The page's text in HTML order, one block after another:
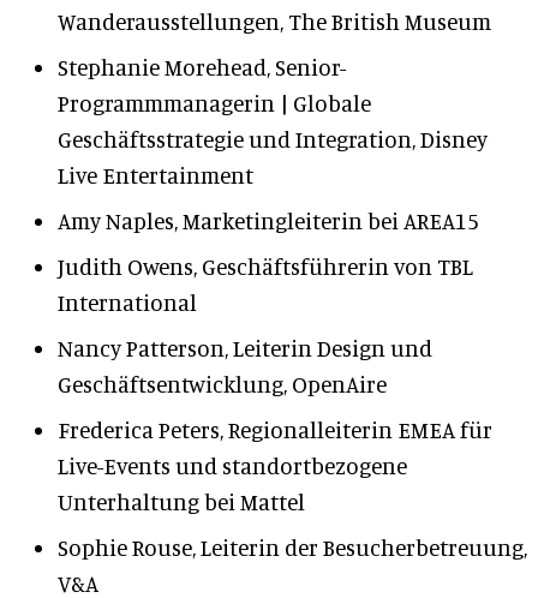
Wanderausstellungen, The British Museum
Stephanie Morehead, Senior-
Programmmanagerin | Globale
Geschäftsstrategie und Integration, Disney
Live Entertainment
Amy Naples, Marketingleiterin bei AREA15
Judith Owens, Geschäftsführerin von TBL
International
Nancy Patterson, Leiterin Design und
Geschäftsentwicklung, OpenAire
Frederica Peters, Regionalleiterin EMEA für
Live-Events und standortbezogene
Unterhaltung bei Mattel
Sophie Rouse, Leiterin der Besucherbetreuung,
V&A